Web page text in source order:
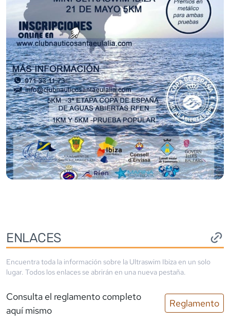
ENLACES
Encuentra toda la información sobre la Ultraswim Ibiza en un solo
lugar. Todos los enlaces se abrirán en una nueva pestaña.
Consulta el reglamento completo
aquí mismo
Reglamento